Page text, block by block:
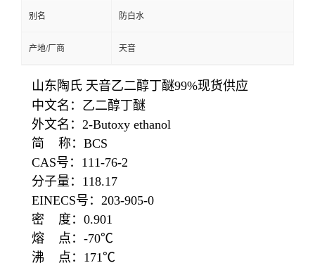
别名 防白水
产地/厂商 天音
山东陶氏 天音乙二醇丁醚99%现货供应
中文名：乙二醇丁醚
外文名：2-Butoxy ethanol
简 称：BCS
CAS号：111-76-2
分子量：118.17
EINECS号：203-905-0
密 度：0.901
熔 点：-70℃
沸 点：171℃